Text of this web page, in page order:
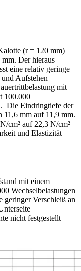
(r = 120 mm)
Der hieraus
eine relativ geringe
Aufstehen
mit
100.000
Die Eindringtiefe der
11,6 mm auf 11,9 mm.
cm² auf 22,3 N/cm²
und Elastizität
mit einem
Wechsel­belastungen
geringer Verschleiß an
nicht festgestellt